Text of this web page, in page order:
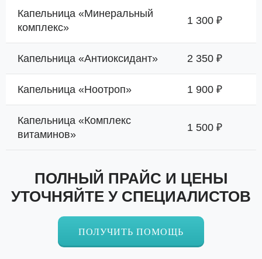
Капельница «Минеральный
комплекс»
1 300 ₽
Капельница «Антиоксидант» 2 350 ₽
Капельница «Ноотроп» 1 900 ₽
Капельница «Комплекс
витаминов»
1 500 ₽
ПОЛНЫЙ ПРАЙС И ЦЕНЫ
УТОЧНЯЙТЕ У СПЕЦИАЛИСТОВ
ПОЛУЧИТЬ ПОМОЩЬ